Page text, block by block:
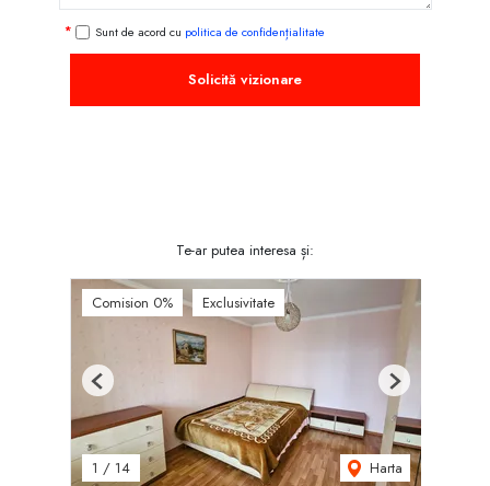
Sunt de acord cu politica de confidențialitate
Solicită vizionare
Te-ar putea interesa și:
Comision 0% Exclusivitate
1 / 14 Harta
Previous Next